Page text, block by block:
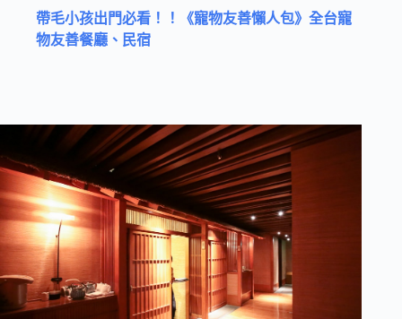
帶毛小孩出門必看！！《寵物友善懶人包》全台寵
物友善餐廳、民宿